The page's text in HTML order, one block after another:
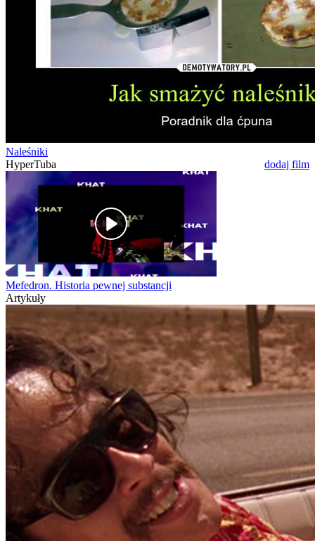
Naleśniki
HyperTuba
dodaj film
Mefedron. Historia pewnej substancji
Artykuły